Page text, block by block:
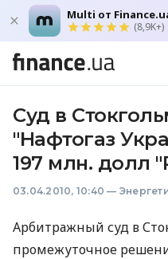
Multi от
(8,9K+)
Суд в
"Нафтогаз
197 млн. долл
03.04.2010, 10:40 —
Арбитражный суд в
промежуточное